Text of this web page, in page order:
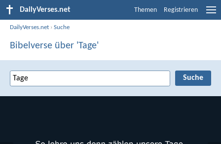
DailyVerses.net Themen Registrieren
DailyVerses.net ›Suche
Bibelverse über 'Tage'